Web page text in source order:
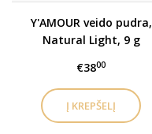
Y'AMOUR veido pudra,
Natural Light, 9 g
€3800